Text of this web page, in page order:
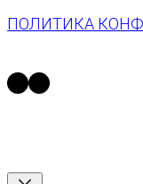
ь
ПОЛИТИКА
https://t.me/
https://